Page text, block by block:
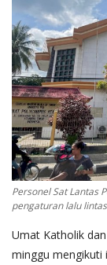
Giat Ops
Personel Sat Lantas
pengaturan lalu
Umat Katholik
minggu mengikuti